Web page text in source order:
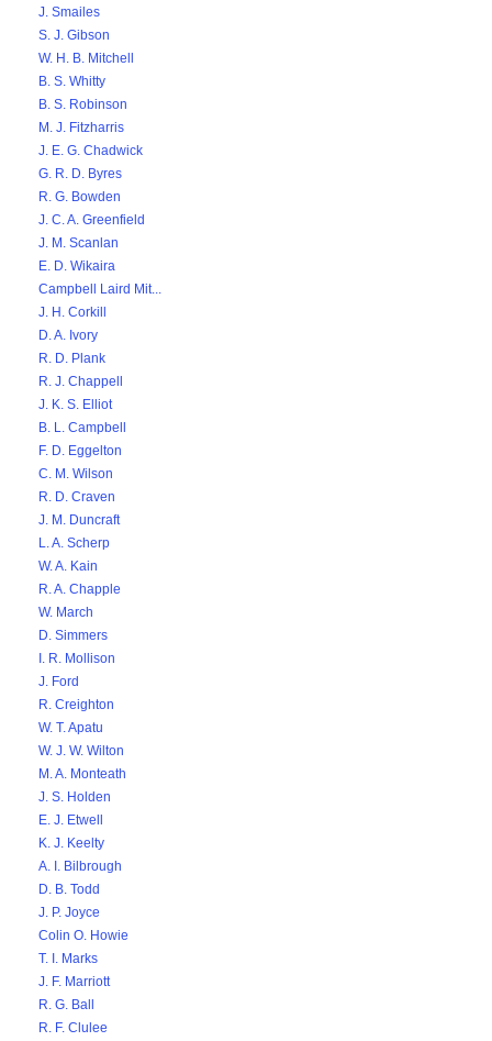
J. Smailes
S. J. Gibson
W. H. B. Mitchell
B. S. Whitty
B. S. Robinson
M. J. Fitzharris
J. E. G. Chadwick
G. R. D. Byres
R. G. Bowden
J. C. A. Greenfield
J. M. Scanlan
E. D. Wikaira
Campbell Laird Mit...
J. H. Corkill
D. A. Ivory
R. D. Plank
R. J. Chappell
J. K. S. Elliot
B. L. Campbell
F. D. Eggelton
C. M. Wilson
R. D. Craven
J. M. Duncraft
L. A. Scherp
W. A. Kain
R. A. Chapple
W. March
D. Simmers
I. R. Mollison
J. Ford
R. Creighton
W. T. Apatu
W. J. W. Wilton
M. A. Monteath
J. S. Holden
E. J. Etwell
K. J. Keelty
A. I. Bilbrough
D. B. Todd
J. P. Joyce
Colin O. Howie
T. I. Marks
J. F. Marriott
R. G. Ball
R. F. Clulee